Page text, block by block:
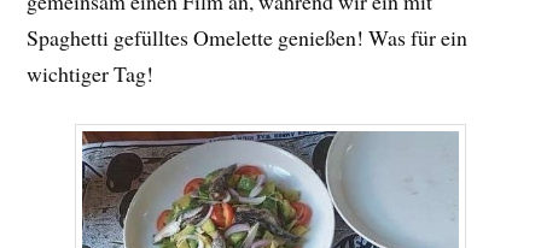
Spaghetti gefülltes Omelette genießen! Was für ein
wichtiger Tag!